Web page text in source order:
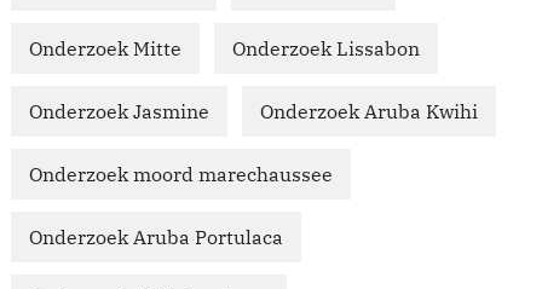
Onderzoek Mitte Onderzoek Lissabon
Onderzoek Jasmine Onderzoek Aruba Kwihi
Onderzoek moord marechaussee
Onderzoek Aruba Portulaca